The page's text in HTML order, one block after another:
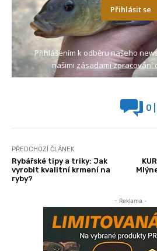
Přihlásit se
Přihlášením k odběru našeho
našimi zásadami zpracování
0
PŘEDCHOZÍ ČLÁNEK
Rybářské tipy a triky: Jak
vyrobit kvalitní krmení na
ryby?
- Reklama -